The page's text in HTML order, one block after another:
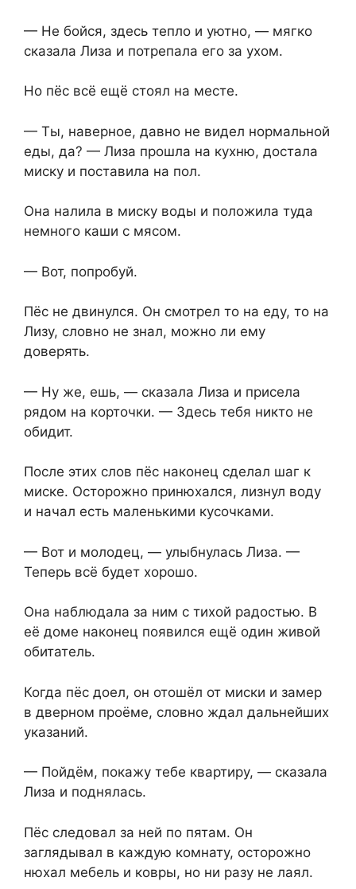
— Не бойся, здесь тепло и уютно, — мягко
сказала Лиза и потрепала его за ухом.
Но пёс всё ещё стоял на месте.
— Ты, наверное, давно не видел нормальной
еды, да? — Лиза прошла на кухню, достала
миску и поставила на пол.
Она налила в миску воды и положила туда
немного каши с мясом.
— Вот, попробуй.
Пёс не двинулся. Он смотрел⁨ то на еду, то на
Лизу, словно не знал, можно ли ему
доверять.
— Ну же, ешь, — сказала Лиза и присела
рядом на корточки. — Здесь тебя никто не
обидит.
После этих слов пёс наконец сделал шаг к
миске. Осторожно принюхался, лизнул воду
и начал есть маленькими кусочками.
— Вот и молодец, — улыбнулась Лиза. —
Теперь всё будет хорошо.
Она наблюдала за ним с тихой радостью. В
её доме наконец появился ещё один живой
обитатель.
Когда пёс доел, он отошёл от миски и замер
в дверном проёме, словно ждал дальнейших
указаний.
— Пойдём, покажу тебе квартиру, — сказала
Лиза и поднялась.
Пёс следовал за ней по пятам. ⁨Он
заглядывал в каждую комнату, осторожно
нюхал мебель и ковры, но ни разу не лаял.